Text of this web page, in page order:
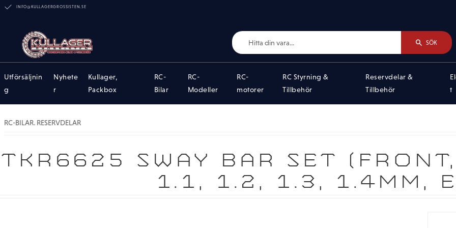
INFO@KULLAGERGROSSISTEN.SE
SÖK
Utförsäljnin
g
Nyhete
r
Kullager,
Packbox
RC-
Bilar
RC-
Modeller
RC-
motorer
RC Styrning &
Tillbehör
Reservdelar &
Tillbehör
t
RC-BILAR. RESERVDELAR
TKR6625 SWAY BAR SET
1.1, 1.2, 1.3, 1.4MM,